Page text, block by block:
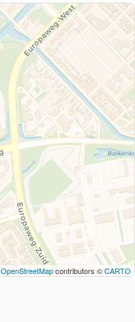
OpenStreetMapcontributors ©CARTO